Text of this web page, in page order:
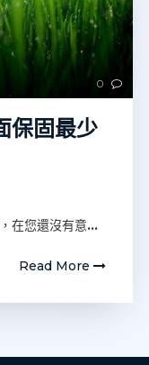
0
保固最少
在您還沒有意…
Read More